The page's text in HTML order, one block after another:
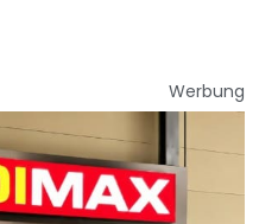
Werbung